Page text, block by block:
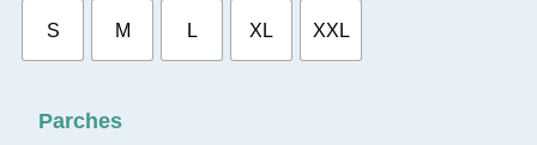
S M L XL XXL
Parches